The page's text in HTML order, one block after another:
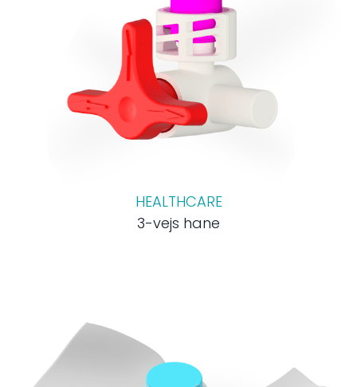
HEALTHCARE
3-vejs hane